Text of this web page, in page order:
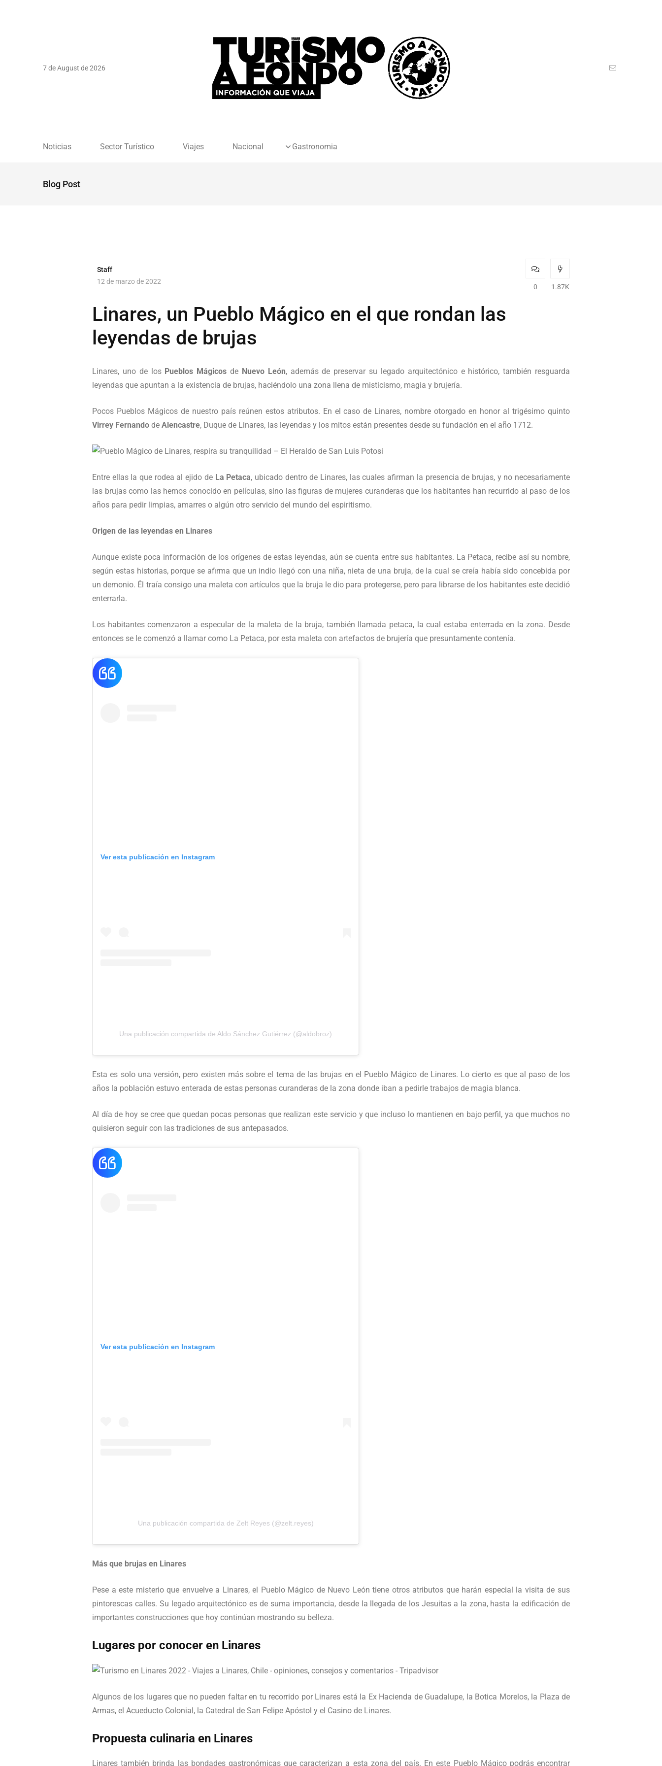
7 de August de 2026
Noticias Sector Turístico Viajes Nacional Gastronomia
Blog Post
Staff
12 de marzo de 2022
0 1.87K
Linares, un Pueblo Mágico en el que rondan las
leyendas de brujas
Linares, uno de los Pueblos Mágicos de Nuevo León, además de preservar su legado arquitectónico e histórico, también resguarda
leyendas que apuntan a la existencia de brujas, haciéndolo una zona llena de misticismo, magia y brujería.
Pocos Pueblos Mágicos de nuestro país reúnen estos atributos. En el caso de Linares, nombre otorgado en honor al trigésimo quinto
Virrey Fernando de Alencastre, Duque de Linares, las leyendas y los mitos están presentes desde su fundación en el año 1712.
Entre ellas la que rodea al ejido de La Petaca, ubicado dentro de Linares, las cuales afirman la presencia de brujas, y no necesariamente
las brujas como las hemos conocido en películas, sino las figuras de mujeres curanderas que los habitantes han recurrido al paso de los
años para pedir limpias, amarres o algún otro servicio del mundo del espiritismo.
Origen de las leyendas en Linares
Aunque existe poca información de los orígenes de estas leyendas, aún se cuenta entre sus habitantes. La Petaca, recibe así su nombre,
según estas historias, porque se afirma que un indio llegó con una niña, nieta de una bruja, de la cual se creía había sido concebida por
un demonio. Él traía consigo una maleta con artículos que la bruja le dio para protegerse, pero para librarse de los habitantes este decidió
enterrarla.
Los habitantes comenzaron a especular de la maleta de la bruja, también llamada petaca, la cual estaba enterrada en la zona. Desde
entonces se le comenzó a llamar como La Petaca, por esta maleta con artefactos de brujería que presuntamente contenía.
Ver esta publicación en Instagram
Una publicación compartida de Aldo Sánchez Gutiérrez (@aldobroz)
Esta es solo una versión, pero existen más sobre el tema de las brujas en el Pueblo Mágico de Linares. Lo cierto es que al paso de los
años la población estuvo enterada de estas personas curanderas de la zona donde iban a pedirle trabajos de magia blanca.
Al día de hoy se cree que quedan pocas personas que realizan este servicio y que incluso lo mantienen en bajo perfil, ya que muchos no
quisieron seguir con las tradiciones de sus antepasados.
Ver esta publicación en Instagram
Una publicación compartida de Zelt Reyes (@zelt.reyes)
Más que brujas en Linares
Pese a este misterio que envuelve a Linares, el Pueblo Mágico de Nuevo León tiene otros atributos que harán especial la visita de sus
pintorescas calles. Su legado arquitectónico es de suma importancia, desde la llegada de los Jesuitas a la zona, hasta la edificación de
importantes construcciones que hoy continúan mostrando su belleza.
Lugares por conocer en Linares
Algunos de los lugares que no pueden faltar en tu recorrido por Linares está la Ex Hacienda de Guadalupe, la Botica Morelos, la Plaza de
Armas, el Acueducto Colonial, la Catedral de San Felipe Apóstol y el Casino de Linares.
Propuesta culinaria en Linares
Linares también brinda las bondades gastronómicas que caracterizan a esta zona del país. En este Pueblo Mágico podrás encontrar